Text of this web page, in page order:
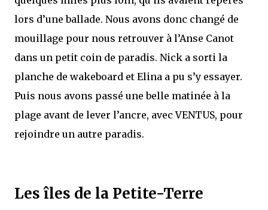
lors d’une ballade. Nous avons donc changé de
mouillage pour nous retrouver à l’Anse Canot
dans un petit coin de paradis. Nick a sorti la
planche de wakeboard et Elina a pu s’y essayer.
Puis nous avons passé une belle matinée à la
plage avant de lever l’ancre, avec VENTUS, pour
rejoindre un autre paradis.
Les îles de la Petite-Terre